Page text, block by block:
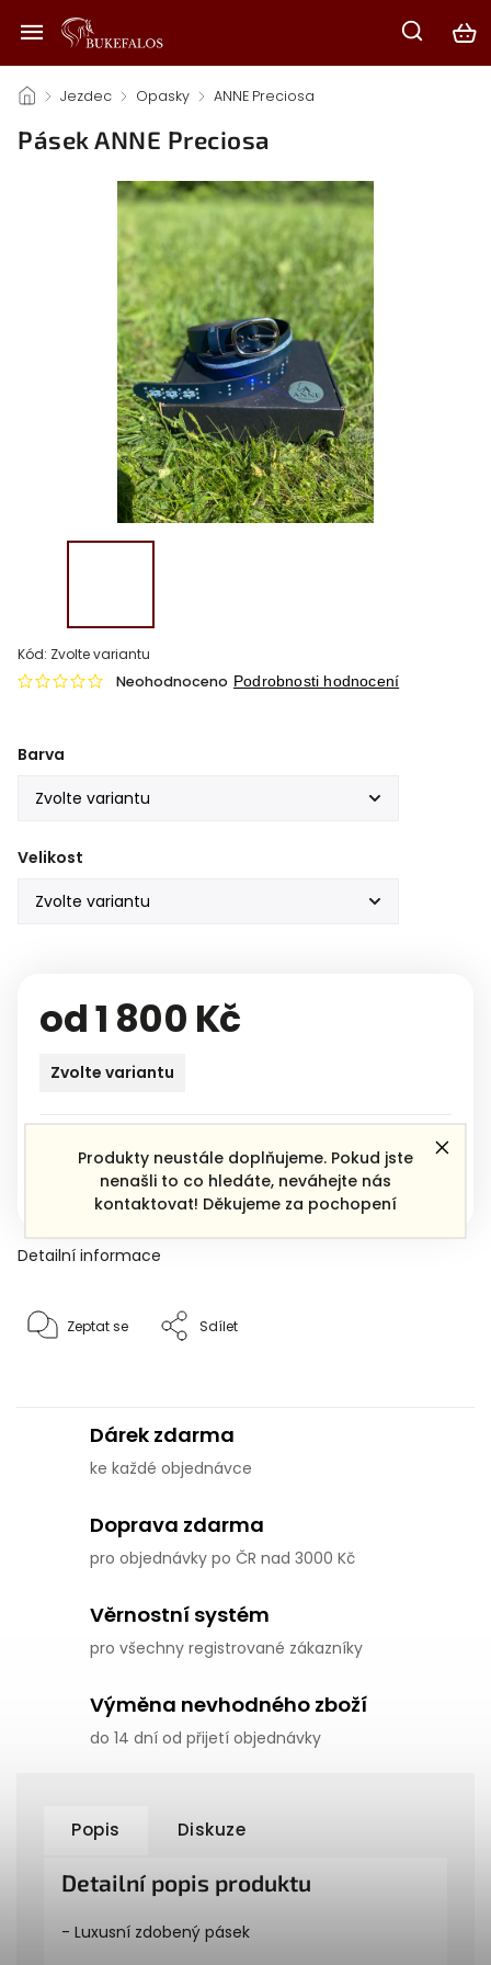
Produkty neustále doplňujeme. Pokud jste
nenašli to co hledáte, neváhejte nás
kontaktovat! Děkujeme za pochopení
/ Jezdec / Opasky / ANNE Preciosa
Pásek ANNE Preciosa
Kód: Zvolte variantu
Neohodnoceno Podrobnosti hodnocení
Barva
Velikost
od1 800 Kč
Zvolte variantu
Přidat do
košíku
Detailní informace
Zeptat se Sdílet
Dárek zdarma
ke každé objednávce
Doprava zdarma
pro objednávky po ČR nad 3000 Kč
Věrnostní systém
pro všechny registrované zákazníky
Výměna nevhodného zboží
do 14 dní od přijetí objednávky
Popis Diskuze
Detailní popis produktu
- Luxusní zdobený pásek